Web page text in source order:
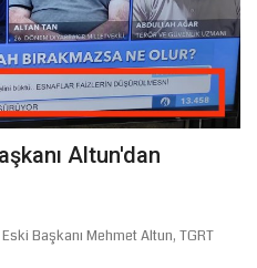
Altun'dan
Başkanı Mehmet Altun, TGRT